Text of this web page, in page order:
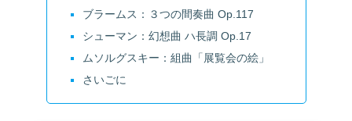
ブラームス：３つの間奏曲 Op.117
シューマン：幻想曲 ハ長調 Op.17
ムソルグスキー：組曲「展覧会の絵」
さいごに